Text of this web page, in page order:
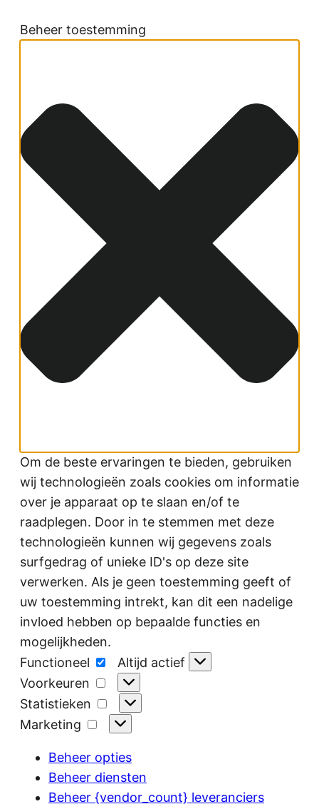
Beheer toestemming
Om de beste ervaringen te bieden, gebruiken
wij technologieën zoals cookies om informatie
over je apparaat op te slaan en/of te
raadplegen. Door in te stemmen met deze
technologieën kunnen wij gegevens zoals
surfgedrag of unieke ID's op deze site
verwerken. Als je geen toestemming geeft of
uw toestemming intrekt, kan dit een nadelige
invloed hebben op bepaalde functies en
mogelijkheden.
Functioneel
Functioneel
Altijd actief
Voorkeuren
Voorkeuren
Statistieken
Statistieken
Marketing
Marketing
Beheer opties
Beheer diensten
Beheer {vendor_count} leveranciers